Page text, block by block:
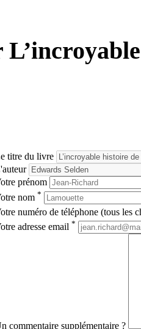
titre du livre
prénom
nom *
numéro de téléphone (tous les
adresse email *
commentaire supplémentaire ?